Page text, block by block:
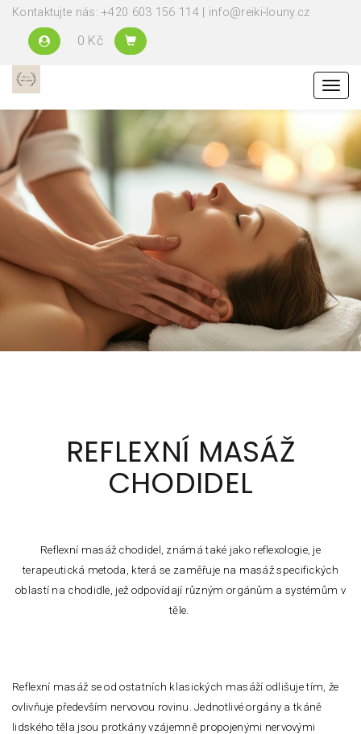
Kontaktujte nás: +420 603 156 114 | info@reiki-louny.cz
0 Kč
Menu
REFLEXNÍ MASÁŽ
CHODIDEL
Reflexní masáž chodidel, známá také jako reflexologie, je
terapeutická metoda, která se zaměřuje na masáž specifických
oblastí na chodidle, jež odpovídají různým orgánům a systémům v
těle.
Reflexní masáž se od ostatních klasických masáží odlišuje tím, že
ovlivňuje především nervovou rovinu. Jednotlivé orgány a tkáně
lidského těla jsou protkány vzájemně propojenými nervovými